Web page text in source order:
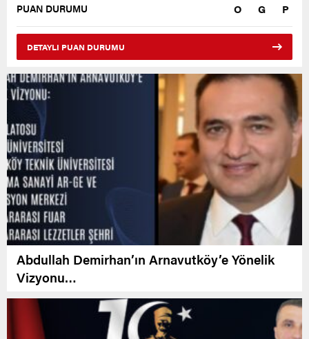
PUAN DURUMU O G P
DETAYLI PUAN DURUMU
Abdullah Demirhan’ın Arnavutköy’e Yönelik
Vizyonu…